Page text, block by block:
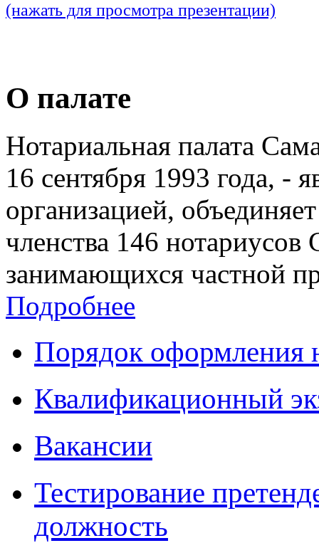
(нажать для просмотра презентации)
О палате
Нотариальная палата
16 сентября 1993 года, -
организацией,
членства 146 нотариусов
занимающихся частной
Подробнее
Порядок оформления
Квалификационный
Вакансии
Тестирование
должность